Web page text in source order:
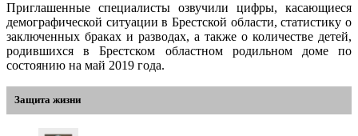
Приглашенные специалисты озвучили цифры, касающиеся
демографической ситуации в Брестской области, статистику о
заключенных браках и разводах, а также о количестве детей,
родившихся в Брестском областном родильном доме по
состоянию на май 2019 года.
Защита жизни